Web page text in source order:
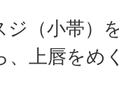
ジ（小帯）
、上唇をめ